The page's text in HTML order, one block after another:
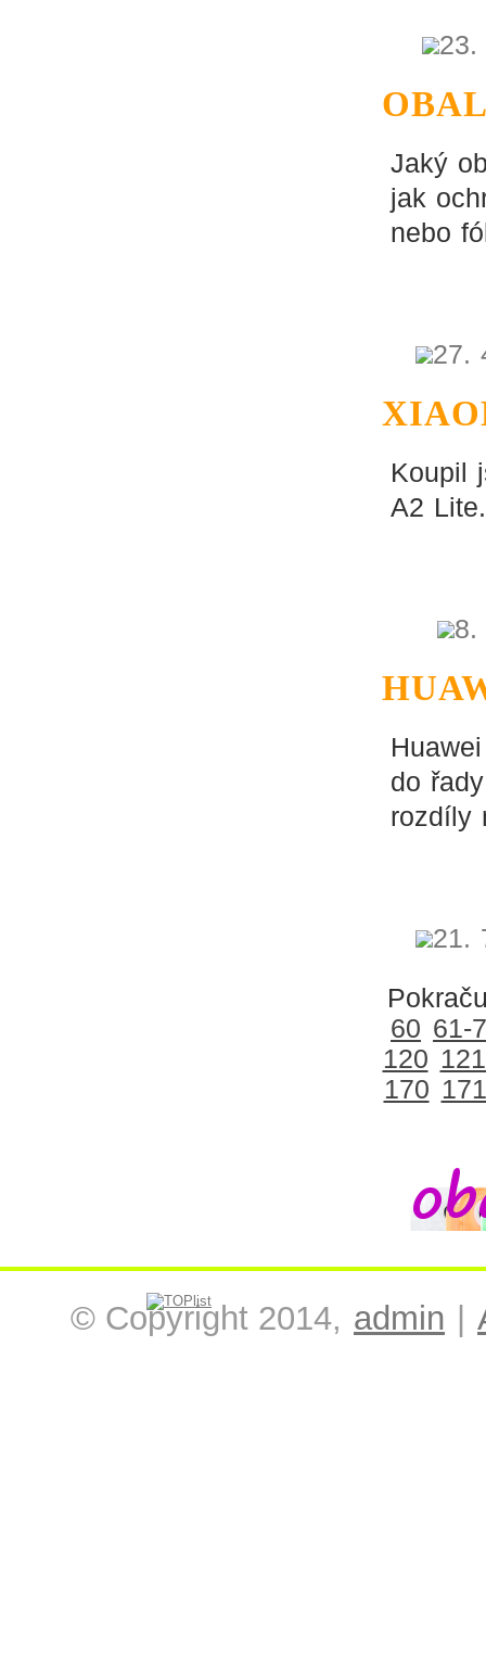
Jaký
jak
nebo
27.
Koupil
A2 Lite.
8.
do
rozdíly
21.
60 61-
120
170
© Copyright 2014, admin